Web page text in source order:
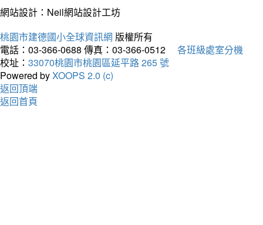
網站設計：Neil網站設計工坊
桃園市建德國小全球資訊網 版權所有
電話：03-366-0688 傳真：03-366-0512
各班級處室分機
校址： 33070桃園市桃園區延平路 265 號
Powered byXOOPS 2.0 (c)
返回頂端
返回首頁